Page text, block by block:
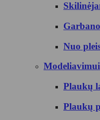
Nuo
Modeliavimui
Plaukų
Plaukų